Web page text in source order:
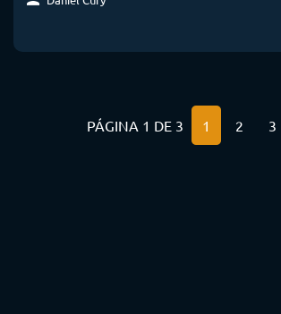
PÁGINA 1 DE 3 1 2 3